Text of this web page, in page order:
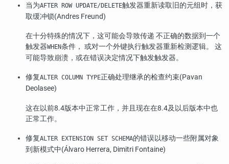
当为AFTER ROW UPDATE/DELETE触发器重新读取旧的元组时，获
取缓冲锁(Andres Freund)
在十分特殊的情况下，这可能会导致传递 不正确的数据到一个
触发器WHEN条件， 或对一个外键执行触发器重新检测逻辑。 这
可能导致崩溃，或在错误决定情况下触发触发器。
修复ALTER COLUMN TYPE正确处理继承的检查约束(Pavan
Deolasee)
这在以前8.4版本中正常工作，并且现在在8.4及以后版本中也
正常工作。
修复ALTER EXTENSION SET SCHEMA的错误以移动一些附属对象
到新模式中(Álvaro Herrera, Dimitri Fontaine)